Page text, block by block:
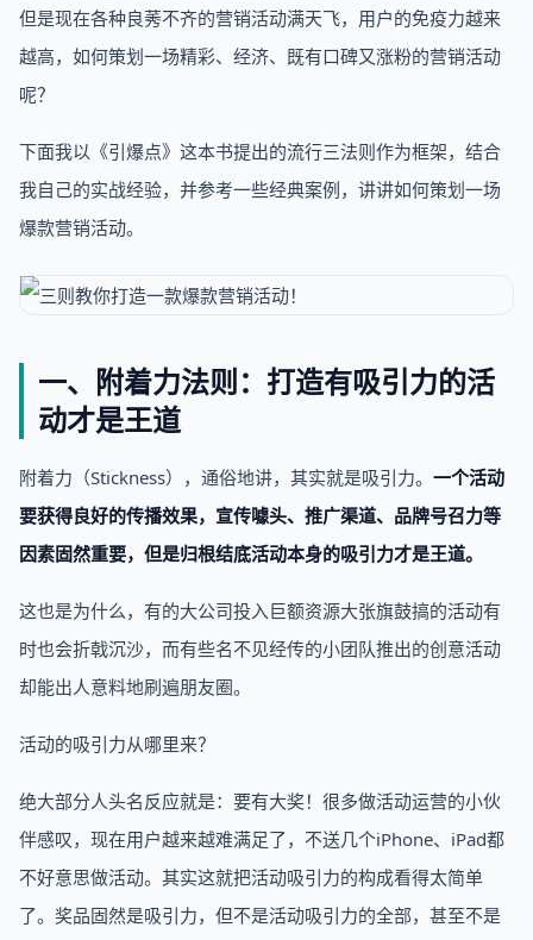
但是现在各种良莠不齐的营销活动满天飞，用户的免疫力越来
越高，如何策划一场精彩、经济、既有口碑又涨粉的营销活动
呢？
下面我以《引爆点》这本书提出的流行三法则作为框架，结合
我自己的实战经验，并参考一些经典案例，讲讲如何策划一场
爆款营销活动。
一、附着力法则：打造有吸引力的活
动才是王道
附着力（Stickness），通俗地讲，其实就是吸引力。 一个活动
要获得良好的传播效果，宣传噱头、推广渠道、品牌号召力等
因素固然重要，但是归根结底活动本身的吸引力才是王道。
这也是为什么，有的大公司投入巨额资源大张旗鼓搞的活动有
时也会折戟沉沙，而有些名不见经传的小团队推出的创意活动
却能出人意料地刷遍朋友圈。
活动的吸引力从哪里来？
绝大部分人头名反应就是：要有大奖！很多做活动运营的小伙
伴感叹，现在用户越来越难满足了，不送几个iPhone、iPad都
不好意思做活动。其实这就把活动吸引力的构成看得太简单
了。奖品固然是吸引力，但不是活动吸引力的全部，甚至不是